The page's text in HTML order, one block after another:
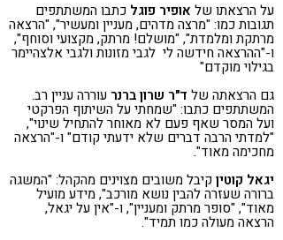
על הרצאתו של אופיר פוגל כתבו המשתתפים
תגובות כמו: "מרצה מדהים, מעניין ומעשיר", "הרצאה
מרתקת ומלמדת", "מושלם! מרתק, מקצועי וסוחף",
ו-"ההרצאה חידשה לי לגבי מזונות ולגבי אלצהיימר
בגילוי מוקדם"
גם הרצאתה של ד"ר שרון ברנר עוררה עניין רב.
המשתתפים כתבו: "שמחתי על השיתוף הפרקטי
ועל המסר שאף פעם לא מאוחר להתחיל שינוי",
"למדתי הרבה דברים שלא ידעתי קודם" ו-"הרצאה
מחכימה מאוד".
יגאל קוטין קיבל משובים מצוינים מהקהל: "המשגה
ברורה שעזרה להבין נושא מורכב", מידע מועיל
מאוד", "סופר מרתק ומעניין", ו-"אין על יגאל,
הרצאה מעולה כמו תמיד".